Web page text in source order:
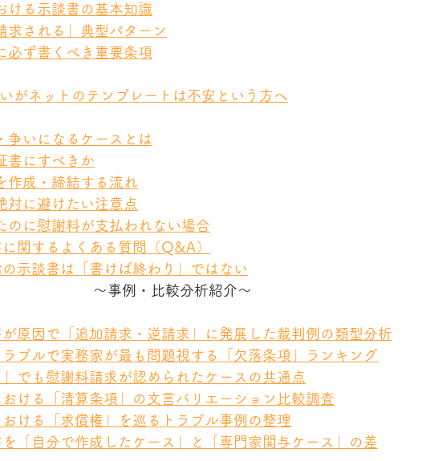
ける示談書の基本知識
求される」典型パターン
必ず書くべき重要条項
がネットのテンプレートは不安という方へ
争いになるケースとは
書にすべきか
作成・締結する流れ
対に避けたい注意点
のに慰謝料が支払われない場合
関するよくある質問（Q&A）
示談書は「書けば終わり」ではない
～事例・比較分析紹介～
原因で「追加請求・逆請求」に発展した裁判例の類型分析
ブルで実務家が最も問題視する「欠落条項」ランキング
でも慰謝料請求が認められたケースの共通点
ける「清算条項」の文言バリエーション比較調査
ける「求償権」を巡るトラブル事例の整理
「自分で作成したケース」と「専門家関与ケース」の差